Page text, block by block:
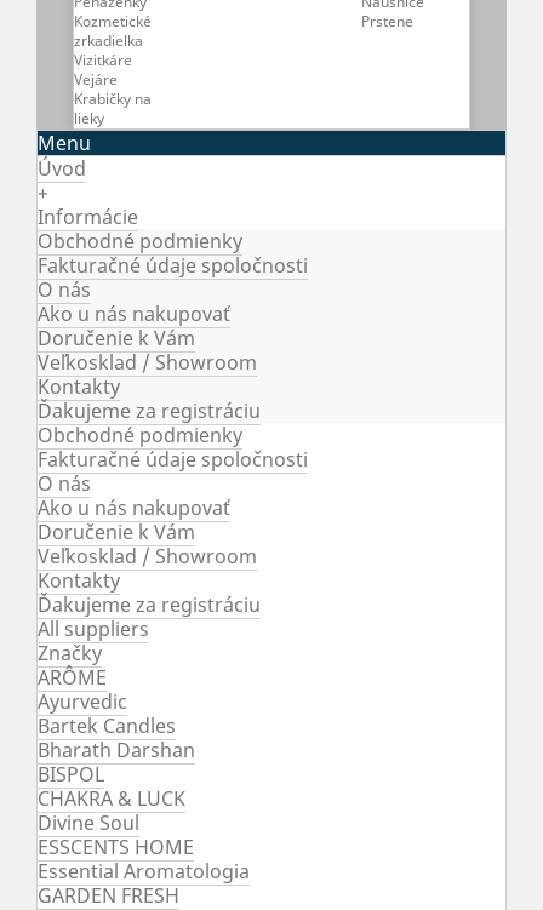
Kozmetické
zrkadielka
Vizitkáre
Vejáre
Krabičky na
lieky
Prstene
Menu
Úvod
+
Informácie
Obchodné podmienky
Fakturačné údaje spoločnosti
O nás
Ako u nás nakupovať
Doručenie k Vám
Veľkosklad / Showroom
Kontakty
Ďakujeme za registráciu
Obchodné podmienky
Fakturačné údaje spoločnosti
O nás
Ako u nás nakupovať
Doručenie k Vám
Veľkosklad / Showroom
Kontakty
Ďakujeme za registráciu
All suppliers
Značky
ARÔME
Ayurvedic
Bartek Candles
Bharath Darshan
BISPOL
CHAKRA & LUCK
Divine Soul
ESSCENTS HOME
Essential Aromatologia
GARDEN FRESH